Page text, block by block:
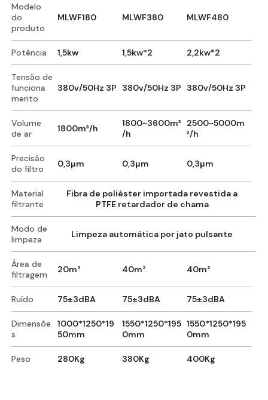
Modelo
do
produto
MLWF180 MLWF380 MLWF480
Potência 1,5kw 1,5kw*2 2,2kw*2
Tensão de
funciona
mento
380v/50Hz 3P 380v/50Hz 3P 380v/50Hz 3P
Volume
de ar
1800m³/h
1800~3600m³
/h
2500~5000m
³/h
Precisão
do filtro
0,3μm 0,3μm 0,3μm
Material
filtrante
Fibra de poliéster importada revestida a
PTFE retardador de chama
Modo de
limpeza
Limpeza automática por jato pulsante
Área de
filtragem
20m² 40m² 40m²
Ruído 75±3dBA 75±3dBA 75±3dBA
Dimensõe
s
1000*1250*19
50mm
1550*1250*195
0mm
1550*1250*195
0mm
Peso 280Kg 380Kg 400Kg